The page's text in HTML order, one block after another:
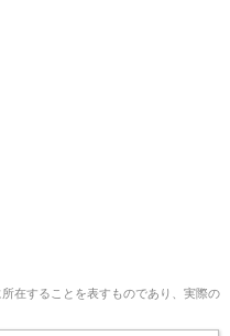
在することを表すものであり、実際の